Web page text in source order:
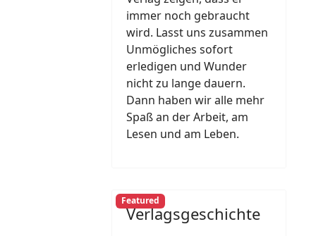
immer noch gebraucht
wird. Lasst uns zusammen
Unmögliches sofort
erledigen und Wunder
nicht zu lange dauern.
Dann haben wir alle mehr
Spaß an der Arbeit, am
Lesen und am Leben.
Featured
Verlagsgeschichte